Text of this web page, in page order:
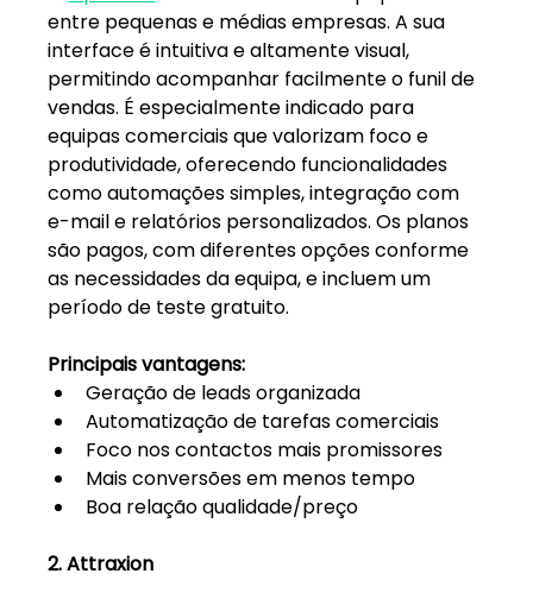
entre pequenas e médias empresas. A sua
interface é intuitiva e altamente visual,
permitindo acompanhar facilmente o funil de
vendas. É especialmente indicado para
equipas comerciais que valorizam foco e
produtividade, oferecendo funcionalidades
como automações simples, integração com
e-mail e relatórios personalizados. Os planos
são pagos, com diferentes opções conforme
as necessidades da equipa, e incluem um
período de teste gratuito.
Principais vantagens:
Geração de leads organizada
Automatização de tarefas comerciais
Foco nos contactos mais promissores
Mais conversões em menos tempo
Boa relação qualidade/preço
2. Attraxion